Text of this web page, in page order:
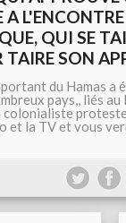
QUI SE
TAIRE SON
du Hamas a
pays,, liés
colonialiste
et la TV et vous